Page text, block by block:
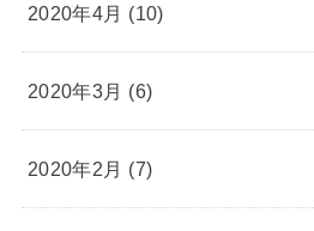
2020年4月 (10)
2020年3月 (6)
2020年2月 (7)